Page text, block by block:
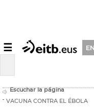
☰
Escuchar la página
VACUNA CONTRA EL ÉBOLA